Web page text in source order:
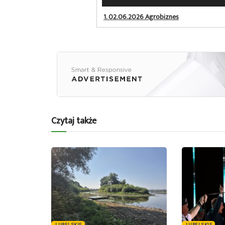
dźwiękowych
1.02.06.2026 Agrobiznes
Czytaj także